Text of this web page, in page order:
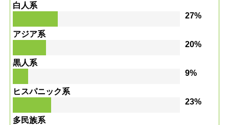
白人系
27%
アジア系
20%
黒人系
9%
ヒスパニック系
23%
多民族系